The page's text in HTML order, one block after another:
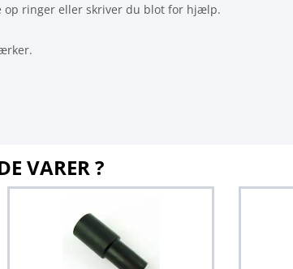
op ringer eller skriver du blot for hjælp.
VARER ?